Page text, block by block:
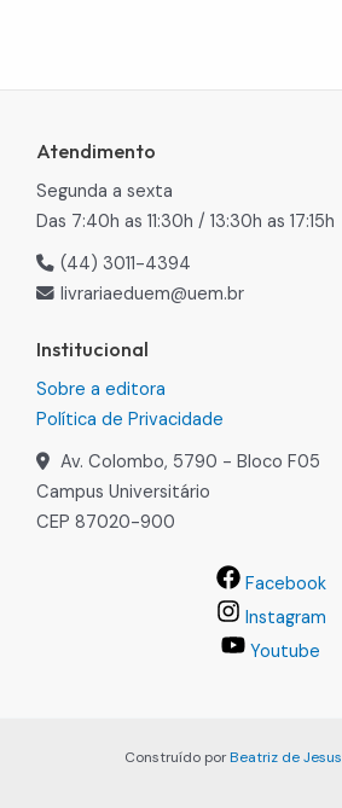
Atendimento
Segunda a sexta
Das 7:40h as 11:30h / 13:30h as 17:15h
(44) 3011-4394
livrariaeduem@uem.br
Institucional
Sobre a editora
Política de Privacidade
Av. Colombo, 5790 - Bloco F05
Campus Universitário
CEP 87020-900
Facebook
Instagram
Youtube
Construído porBeatriz de Jesus